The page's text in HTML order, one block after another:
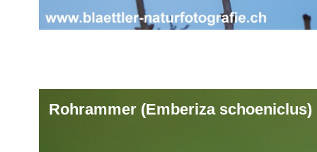
Rohrammer (Emberiza schoeniclus)